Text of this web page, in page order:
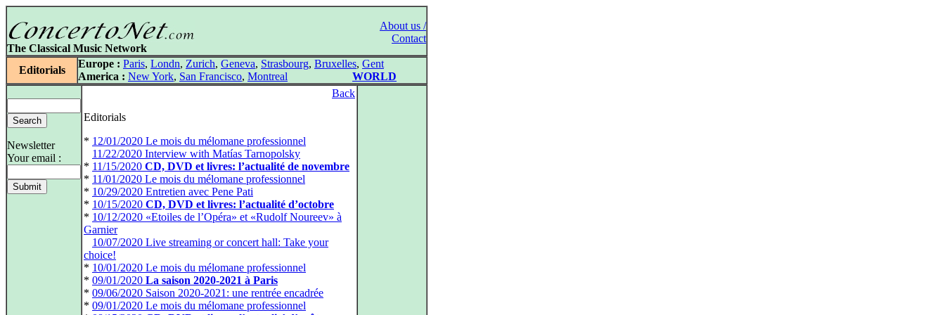
About us /
Contact
The Classical Music Network
Editorials
Europe : Paris, Londn, Zurich, Geneva, Strasbourg, Bruxelles, Gent
America : New York, San Francisco, Montreal WORLD
Newsletter
Your email :
Back
Editorials
* 12/01/2020 Le mois du mélomane professionnel
11/22/2020 Interview with Matías Tarnopolsky
* 11/15/2020 CD, DVD et livres: l’actualité de novembre
* 11/01/2020 Le mois du mélomane professionnel
* 10/29/2020 Entretien avec Pene Pati
* 10/15/2020 CD, DVD et livres: l’actualité d’octobre
* 10/12/2020 «Etoiles de l’Opéra» et «Rudolf Noureev» à
Garnier
10/07/2020 Live streaming or concert hall: Take your
choice!
* 10/01/2020 Le mois du mélomane professionnel
* 09/01/2020 La saison 2020-2021 à Paris
* 09/06/2020 Saison 2020-2021: une rentrée encadrée
* 09/01/2020 Le mois du mélomane professionnel